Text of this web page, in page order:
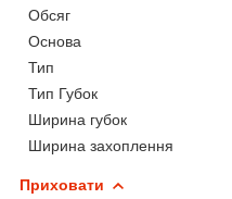
Обсяг
Основа
Тип
Тип Губок
Ширина губок
Ширина захоплення
Приховати